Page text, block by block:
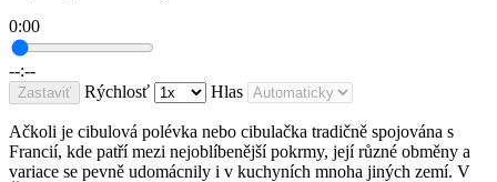
0:00
--:--
Zastaviť Rýchlosť Hlas
Ačkoli je cibulová polévka nebo cibulačka tradičně spojována s
Francií, kde patří mezi nejoblíbenější pokrmy, její různé obměny a
variace se pevně udomácnily i v kuchyních mnoha jiných zemí. V